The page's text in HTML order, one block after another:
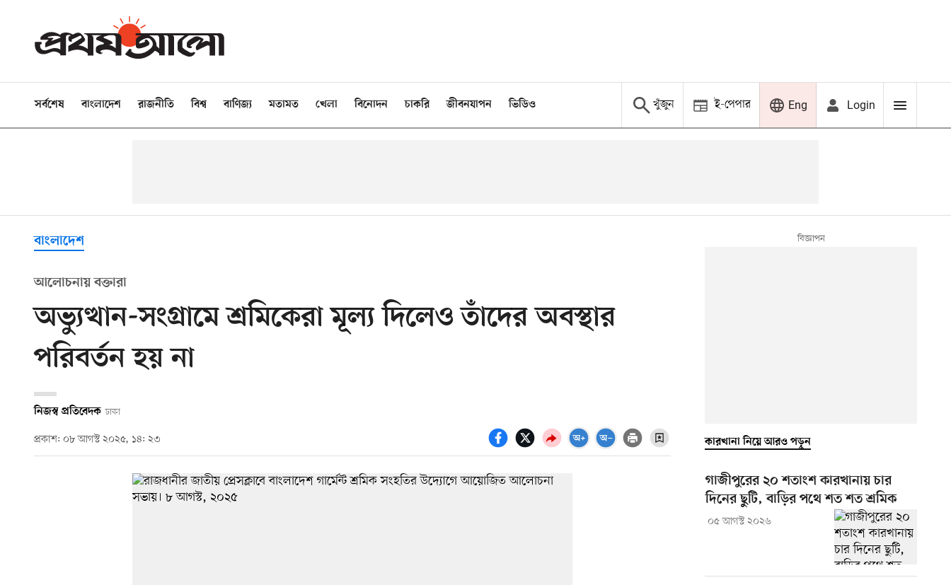
সর্বশেষ বাংলাদেশ রাজনীতি বিশ্ব বাণিজ্য মতামত খেলা বিনোদন চাকরি জীবনযাপন ভিডিও খুঁজুন ই-পেপার Eng Login
বাংলাদেশ
আলোচনায় বক্তারা
অভ্যুত্থান-সংগ্রামে শ্রমিকেরা মূল্য দিলেও তাঁদের অবস্থার
পরিবর্তন হয় না
নিজস্ব প্রতিবেদক ঢাকা
প্রকাশ: ০৮ আগস্ট ২০২৫, ১৪: ২৩ কারখানা নিয়ে আরও পড়ুন
গাজীপুরের ২০ শতাংশ কারখানায় চার
দিনের ছুটি, বাড়ির পথে শত শত শ্রমিক
০৫ আগস্ট ২০২৬